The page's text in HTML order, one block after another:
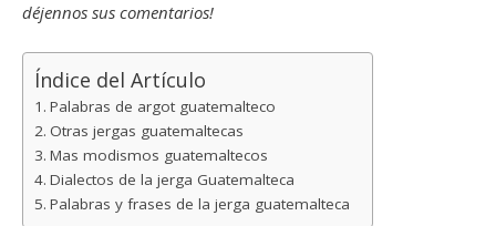
déjennos sus comentarios!
Índice del Artículo
Palabras de argot guatemalteco
Otras jergas guatemaltecas
Mas modismos guatemaltecos
Dialectos de la jerga Guatemalteca
Palabras y frases de la jerga guatemalteca